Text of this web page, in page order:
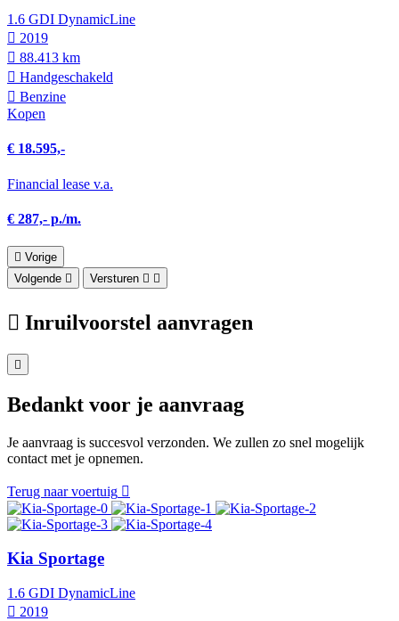
1.6 GDI DynamicLine
2019
88.413 km
Hand­geschakeld
Benzine
Kopen
€ 18.595,-
Financial lease v.a.
€ 287,- p./m.
Vorige
Volgende
Versturen
Inruilvoorstel aanvragen
Bedankt voor je aanvraag
Je aanvraag is succesvol verzonden. We zullen zo snel mogelijk
contact met je opnemen.
Terug naar voertuig
Kia Sportage
1.6 GDI DynamicLine
2019